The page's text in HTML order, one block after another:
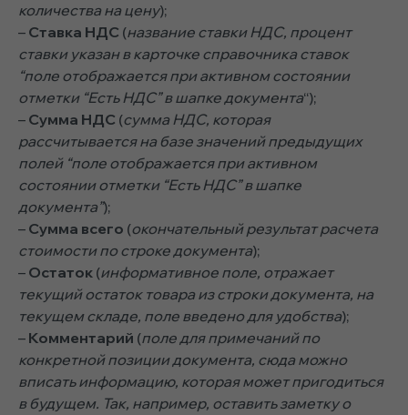
количества на цену);
– Ставка НДС (название ставки НДС, процент
ставки указан в карточке справочника ставок
“поле отображается при активном состоянии
отметки “Есть НДС” в шапке документа“);
– Сумма НДС (сумма НДС, которая
рассчитывается на базе значений предыдущих
полей “поле отображается при активном
состоянии отметки “Есть НДС” в шапке
документа”);
– Сумма всего (окончательный результат расчета
стоимости по строке документа);
– Остаток (информативное поле, отражает
текущий остаток товара из строки документа, на
текущем складе, поле введено для удобства);
– Комментарий (поле для примечаний по
конкретной позиции документа, сюда можно
вписать информацию, которая может пригодиться
в будущем. Так, например, оставить заметку о